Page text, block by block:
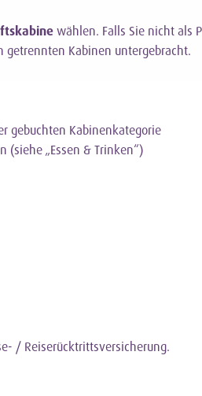
wählen. Falls Sie nicht als
getrennten Kabinen untergebracht.
gebuchten Kabinenkategorie
(siehe „Essen & Trinken“)
/ Reiserücktrittsversicherung.